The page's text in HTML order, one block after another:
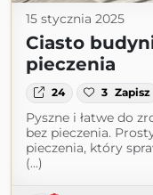
15 stycznia 2025
Ciasto
pieczenia
24 3 Zapisz
Pyszne i łatwe do
bez pieczenia.
pieczenia, który
(...)